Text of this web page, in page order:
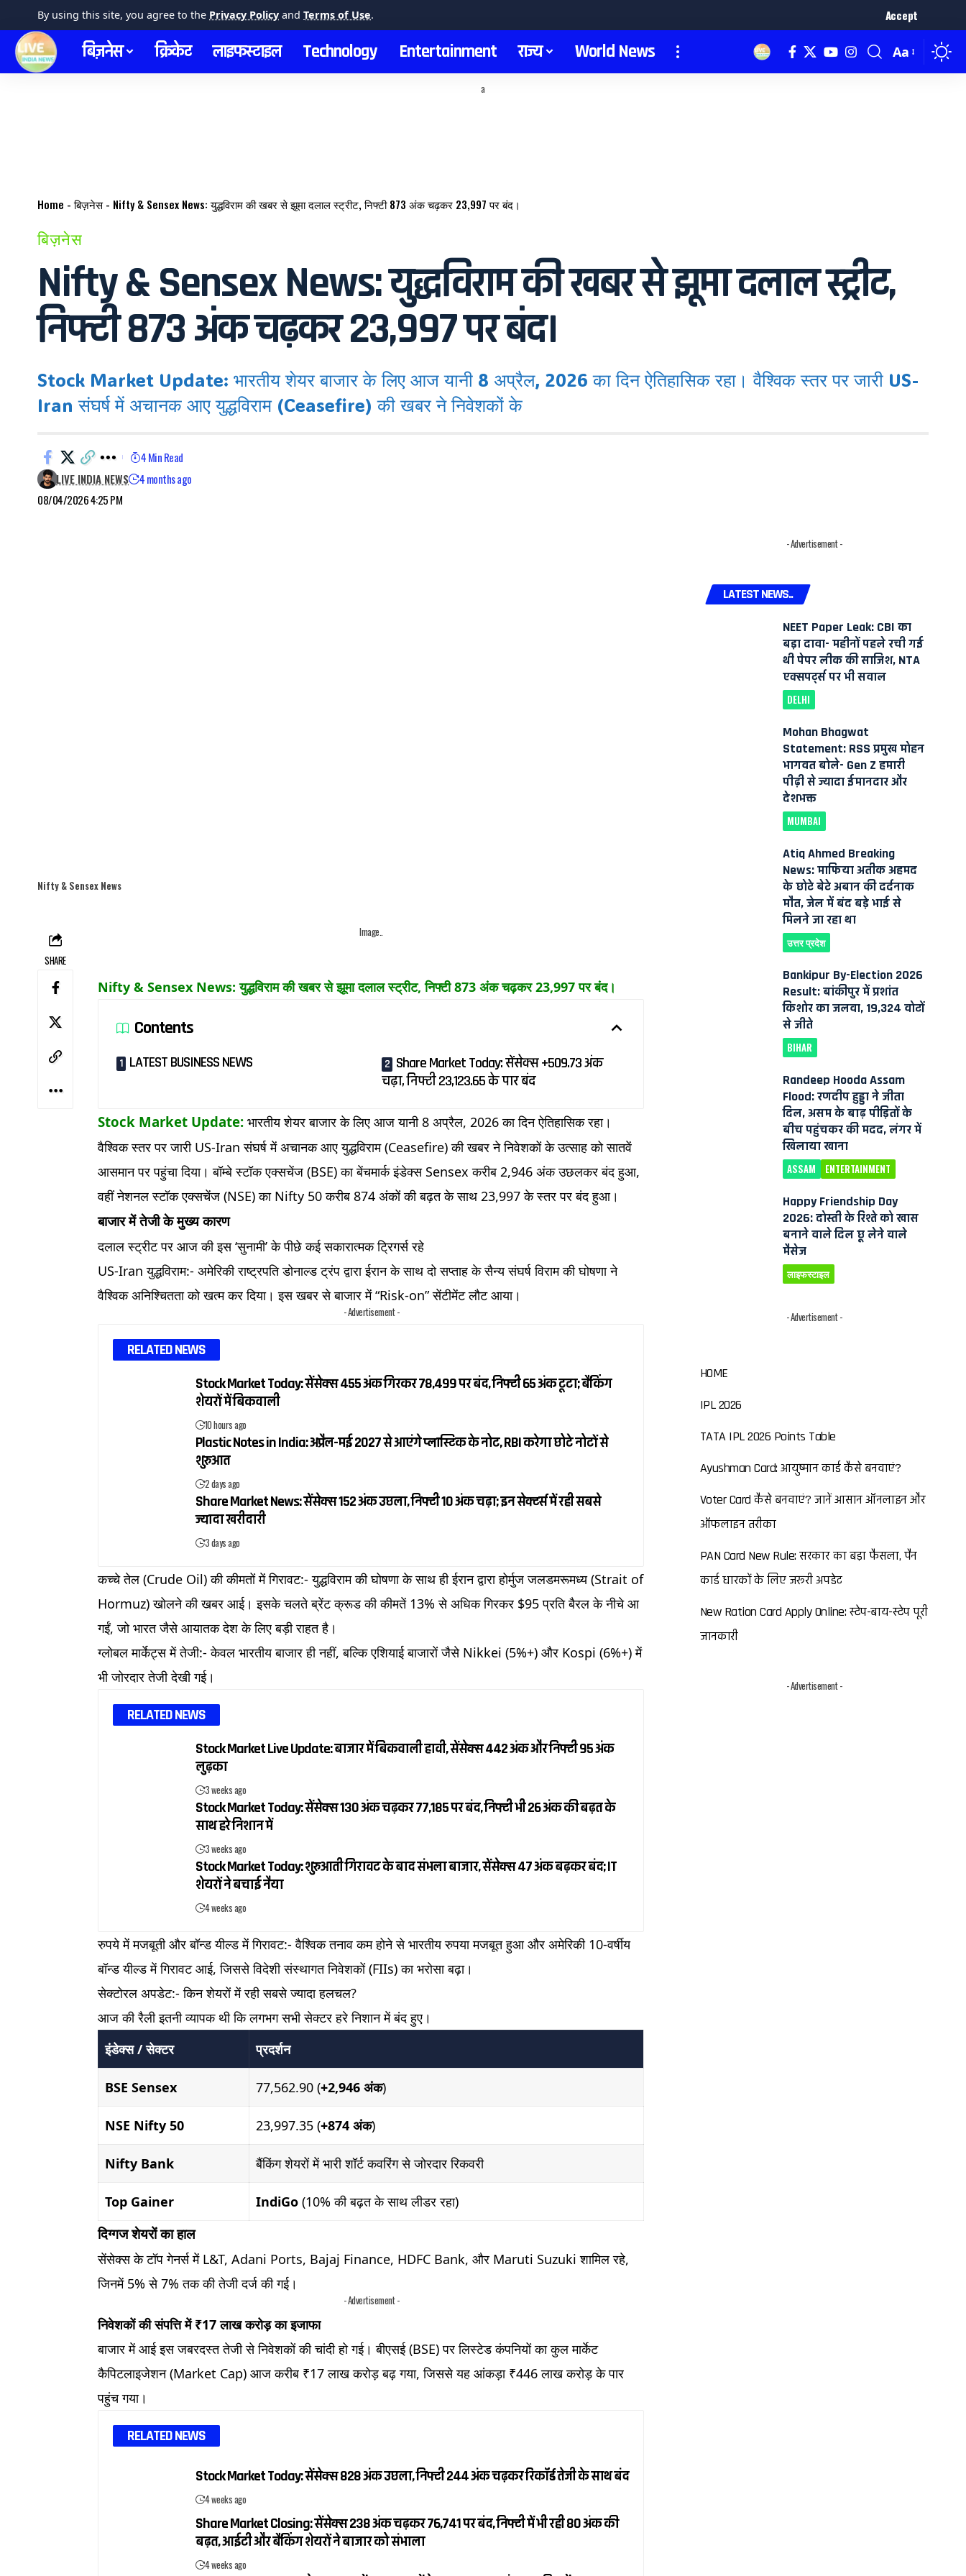
By using this site, you agree to the Privacy Policy and Terms of Use. Accept
बिज़नेस क्रिकेट लाइफस्टाइल Technology Entertainment राज्य World News Aa
a
Home -बिज़नेस- Nifty & Sensex News: युद्धविराम की खबर से झूमा दलाल स्ट्रीट, निफ्टी 873 अंक चढ़कर 23,997 पर बंद।
बिज़नेस
Nifty & Sensex News: युद्धविराम की खबर से झूमा दलाल स्ट्रीट,
निफ्टी 873 अंक चढ़कर 23,997 पर बंद।
Stock Market Update: भारतीय शेयर बाजार के लिए आज यानी 8 अप्रैल, 2026 का दिन ऐतिहासिक रहा। वैश्विक स्तर पर जारी US-
Iran संघर्ष में अचानक आए युद्धविराम (Ceasefire) की खबर ने निवेशकों के
08/04/2026 4:25 PM
LIVE INDIA NEWS 4 months ago
4 Min Read
Nifty & Sensex News
SHARE
Image..
Nifty & Sensex News: युद्धविराम की खबर से झूमा दलाल स्ट्रीट, निफ्टी 873 अंक चढ़कर 23,997 पर बंद।
Contents
LATEST BUSINESS NEWS
Share Market Today: सेंसेक्स +509.73 अंक
चढ़ा, निफ्टी 23,123.65 के पार बंद
Stock Market Update: भारतीय शेयर बाजार के लिए आज यानी 8 अप्रैल, 2026 का दिन ऐतिहासिक रहा।
वैश्विक स्तर पर जारी US-Iran संघर्ष में अचानक आए युद्धविराम (Ceasefire) की खबर ने निवेशकों के उत्साह को सातवें
आसमान पर पहुंचा दिया। बॉम्बे स्टॉक एक्सचेंज (BSE) का बेंचमार्क इंडेक्स Sensex करीब 2,946 अंक उछलकर बंद हुआ,
वहीं नेशनल स्टॉक एक्सचेंज (NSE) का Nifty 50 करीब 874 अंकों की बढ़त के साथ 23,997 के स्तर पर बंद हुआ।
बाजार में तेजी के मुख्य कारण
दलाल स्ट्रीट पर आज की इस ‘सुनामी’ के पीछे कई सकारात्मक ट्रिगर्स रहे
US-Iran युद्धविराम:- अमेरिकी राष्ट्रपति डोनाल्ड ट्रंप द्वारा ईरान के साथ दो सप्ताह के सैन्य संघर्ष विराम की घोषणा ने
वैश्विक अनिश्चितता को खत्म कर दिया। इस खबर से बाजार में “Risk-on” सेंटीमेंट लौट आया।
- Advertisement -
RELATED NEWS
Stock Market Today: सेंसेक्स 455 अंक गिरकर 78,499 पर बंद, निफ्टी 65 अंक टूटा; बैंकिंग
शेयरों में बिकवाली
10 hours ago
Plastic Notes in India: अप्रैल-मई 2027 से आएंगे प्लास्टिक के नोट, RBI करेगा छोटे नोटों से
शुरुआत
2 days ago
Share Market News: सेंसेक्स 152 अंक उछला, निफ्टी 10 अंक चढ़ा; इन सेक्टर्स में रही सबसे
ज्यादा खरीदारी
3 days ago
कच्चे तेल (Crude Oil) की कीमतों में गिरावट:- युद्धविराम की घोषणा के साथ ही ईरान द्वारा होर्मुज जलडमरूमध्य (Strait of
Hormuz) खोलने की खबर आई। इसके चलते ब्रेंट क्रूड की कीमतें 13% से अधिक गिरकर $95 प्रति बैरल के नीचे आ
गईं, जो भारत जैसे आयातक देश के लिए बड़ी राहत है।
ग्लोबल मार्केट्स में तेजी:- केवल भारतीय बाजार ही नहीं, बल्कि एशियाई बाजारों जैसे Nikkei (5%+) और Kospi (6%+) में
भी जोरदार तेजी देखी गई।
RELATED NEWS
Stock Market Live Update: बाजार में बिकवाली हावी, सेंसेक्स 442 अंक और निफ्टी 95 अंक
लुढ़का
3 weeks ago
Stock Market Today: सेंसेक्स 130 अंक चढ़कर 77,185 पर बंद, निफ्टी भी 26 अंक की बढ़त के
साथ हरे निशान में
3 weeks ago
Stock Market Today: शुरुआती गिरावट के बाद संभला बाजार, सेंसेक्स 47 अंक बढ़कर बंद; IT
शेयरों ने बचाई नैया
4 weeks ago
रुपये में मजबूती और बॉन्ड यील्ड में गिरावट:- वैश्विक तनाव कम होने से भारतीय रुपया मजबूत हुआ और अमेरिकी 10-वर्षीय
बॉन्ड यील्ड में गिरावट आई, जिससे विदेशी संस्थागत निवेशकों (FIIs) का भरोसा बढ़ा।
सेक्टोरल अपडेट:- किन शेयरों में रही सबसे ज्यादा हलचल?
आज की रैली इतनी व्यापक थी कि लगभग सभी सेक्टर हरे निशान में बंद हुए।
इंडेक्स / सेक्टर
प्रदर्शन
BSE Sensex 77,562.90 (+2,946 अंक)
NSE Nifty 50 23,997.35 (+874 अंक)
Nifty Bank बैंकिंग शेयरों में भारी शॉर्ट कवरिंग से जोरदार रिकवरी
Top Gainer IndiGo (10% की बढ़त के साथ लीडर रहा)
दिग्गज शेयरों का हाल
सेंसेक्स के टॉप गेनर्स में L&T, Adani Ports, Bajaj Finance, HDFC Bank, और Maruti Suzuki शामिल रहे,
जिनमें 5% से 7% तक की तेजी दर्ज की गई।
- Advertisement -
निवेशकों की संपत्ति में ₹17 लाख करोड़ का इजाफा
बाजार में आई इस जबरदस्त तेजी से निवेशकों की चांदी हो गई। बीएसई (BSE) पर लिस्टेड कंपनियों का कुल मार्केट
कैपिटलाइजेशन (Market Cap) आज करीब ₹17 लाख करोड़ बढ़ गया, जिससे यह आंकड़ा ₹446 लाख करोड़ के पार
पहुंच गया।
RELATED NEWS
Stock Market Today: सेंसेक्स 828 अंक उछला, निफ्टी 244 अंक चढ़कर रिकॉर्ड तेजी के साथ बंद
4 weeks ago
Share Market Closing: सेंसेक्स 238 अंक चढ़कर 76,741 पर बंद, निफ्टी में भी रही 80 अंक की
बढ़त, आईटी और बैंकिंग शेयरों ने बाजार को संभाला
4 weeks ago
- Advertisement -
LATEST NEWS..
NEET Paper Leak: CBI का
बड़ा दावा- महीनों पहले रची गई
थी पेपर लीक की साजिश, NTA
एक्सपर्ट्स पर भी सवाल
DELHI
Mohan Bhagwat
Statement: RSS प्रमुख मोहन
भागवत बोले- Gen Z हमारी
पीढ़ी से ज्यादा ईमानदार और
देशभक्त
MUMBAI
Atiq Ahmed Breaking
News: माफिया अतीक अहमद
के छोटे बेटे अबान की दर्दनाक
मौत, जेल में बंद बड़े भाई से
मिलने जा रहा था
उत्तर प्रदेश
Bankipur By-Election 2026
Result: बांकीपुर में प्रशांत
किशोर का जलवा, 19,324 वोटों
से जीते
BIHAR
Randeep Hooda Assam
Flood: रणदीप हुड्डा ने जीता
दिल, असम के बाढ़ पीड़ितों के
बीच पहुंचकर की मदद, लंगर में
खिलाया खाना
ASSAM ENTERTAINMENT
Happy Friendship Day
2026: दोस्ती के रिश्ते को खास
बनाने वाले दिल छू लेने वाले
मैसेज
लाइफस्टाइल
- Advertisement -
HOME
IPL 2026
TATA IPL 2026 Points Table
Ayushman Card: आयुष्मान कार्ड कैसे बनवाएं?
Voter Card कैसे बनवाएं? जानें आसान ऑनलाइन और
ऑफलाइन तरीका
PAN Card New Rule: सरकार का बड़ा फैसला, पैन
कार्ड धारकों के लिए जरूरी अपडेट
New Ration Card Apply Online: स्टेप-बाय-स्टेप पूरी
जानकारी
- Advertisement -